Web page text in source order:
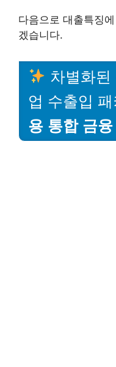
다음으로 대출특징
겠습니다.
차별화
업 수출입 패
용 통합 금융